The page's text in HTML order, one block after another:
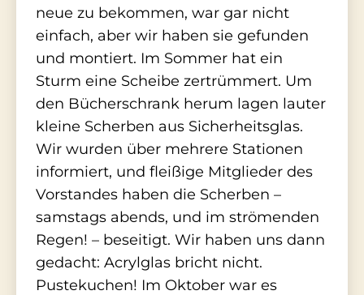
neue zu bekommen, war gar nicht
einfach, aber wir haben sie gefunden
und montiert. Im Sommer hat ein
Sturm eine Scheibe zertrümmert. Um
den Bücherschrank herum lagen lauter
kleine Scherben aus Sicherheitsglas.
Wir wurden über mehrere Stationen
informiert, und fleißige Mitglieder des
Vorstandes haben die Scherben –
samstags abends, und im strömenden
Regen! – beseitigt. Wir haben uns dann
gedacht: Acrylglas bricht nicht.
Pustekuchen! Im Oktober war es